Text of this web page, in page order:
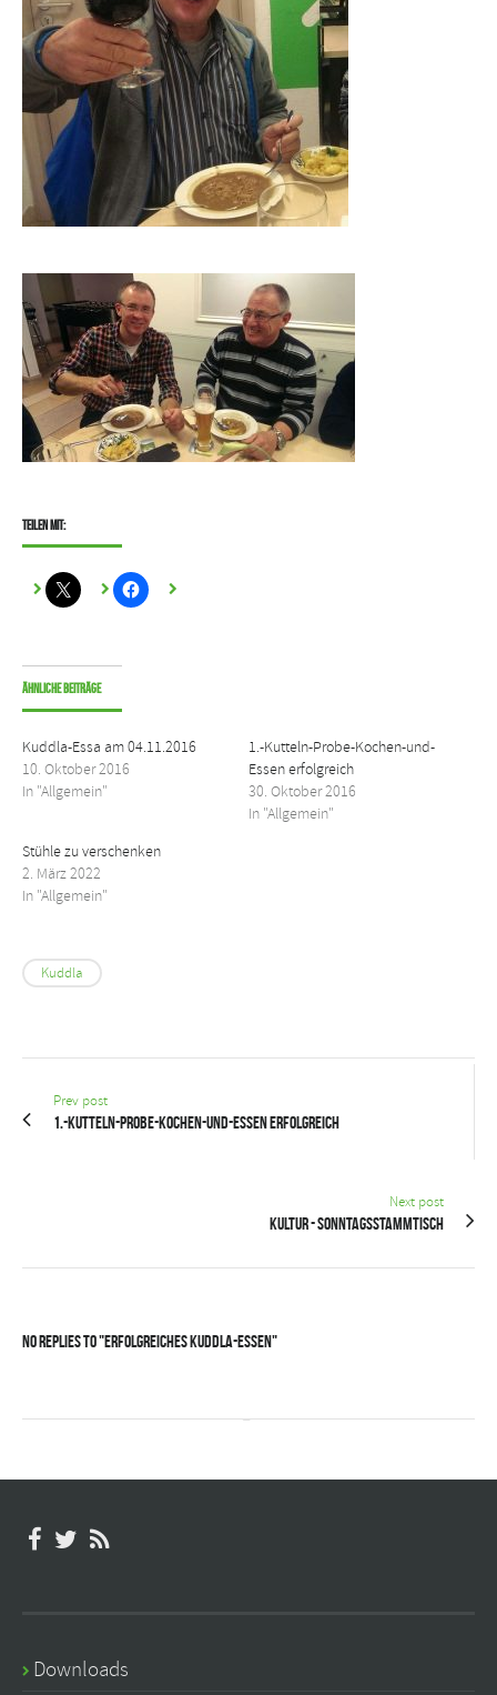
Teilen mit:
Ähnliche Beiträge
Kuddla-Essa am 04.11.2016
10. Oktober 2016
In "Allgemein"
1.-Kutteln-Probe-Kochen-und-
Essen erfolgreich
30. Oktober 2016
In "Allgemein"
Stühle zu verschenken
2. März 2022
In "Allgemein"
Kuddla
Prev post
1.-Kutteln-Probe-Kochen-und-Essen erfolgreich
Next post
Kultur - Sonntagsstammtisch
No Replies to "Erfolgreiches Kuddla-Essen"
Downloads